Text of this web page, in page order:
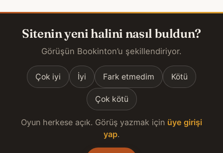
Sitenin yeni halini nasıl buldun?
Görüşün Bookinton’u şekillendiriyor.
Çok iyi İyi Fark etmedim Kötü
Çok kötü
Oyun herkese açık. Görüş yazmak için üye girişi
yap.